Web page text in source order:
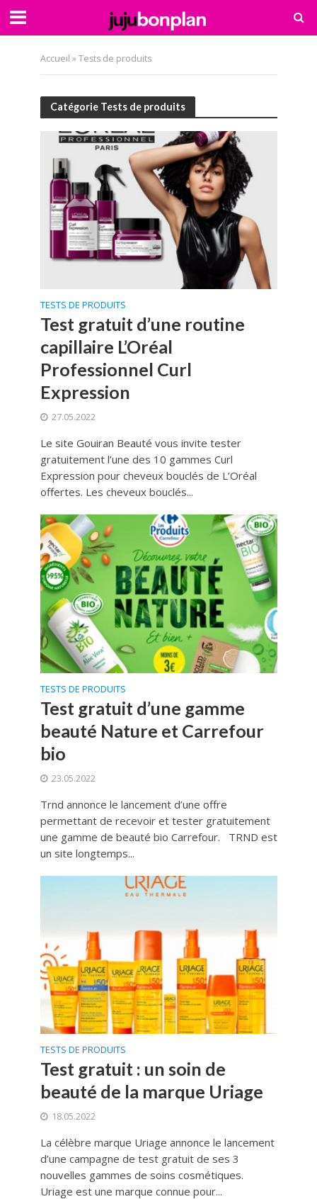
Accueil »Tests de produits
Catégorie Tests de produits
TESTS DE PRODUITS
Test gratuit d’une routine
capillaire L’Oréal
Professionnel Curl
Expression
27.05.2022
Le site Gouiran Beauté vous invite tester
gratuitement l’une des 10 gammes Curl
Expression pour cheveux bouclés de L’Oréal
offertes. Les cheveux bouclés...
TESTS DE PRODUITS
Test gratuit d’une gamme
beauté Nature et Carrefour
bio
23.05.2022
Trnd annonce le lancement d’une offre
permettant de recevoir et tester gratuitement
une gamme de beauté bio Carrefour. TRND est
un site longtemps...
TESTS DE PRODUITS
Test gratuit : un soin de
beauté de la marque Uriage
18.05.2022
La célèbre marque Uriage annonce le lancement
d’une campagne de test gratuit de ses 3
nouvelles gammes de soins cosmétiques.
Uriage est une marque connue pour...